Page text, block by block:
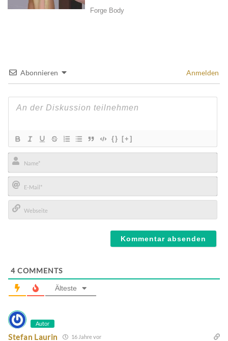
Abonnieren Anmelden
{} [+]
Name*
E-
Mail*
4 COMMENTS
Älteste
Autor
Stefan Laurin 16 Jahre vor